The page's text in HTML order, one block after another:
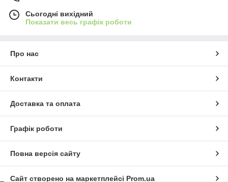
Сьогодні вихідний
Показати весь графік роботи
Про нас
Контакти
Доставка та оплата
Графік роботи
Повна версія сайту
Сайт створено на маркетплейсі Prom.ua